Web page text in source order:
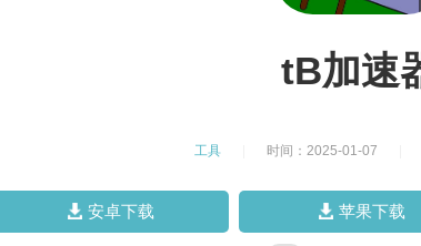
tB加速
工具 时间：2025-01-07
安卓下载 苹果下载